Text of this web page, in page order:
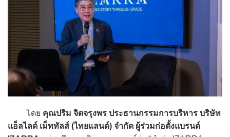
โดย คุณปริม จิตจรุงพร ประธานกรรมการบริหาร บริษัท
แอ็ลไลด์ เม็ททัลส์ (ไทยแลนด์) จำกัด ผู้ร่วมก่อตั้งแบรนด์